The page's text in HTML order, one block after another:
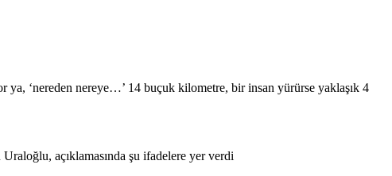
ya, ‘nereden nereye…’ 14 buçuk kilometre, bir insan yürürse yaklaşık 4
açıklamasında şu ifadelere yer verdi